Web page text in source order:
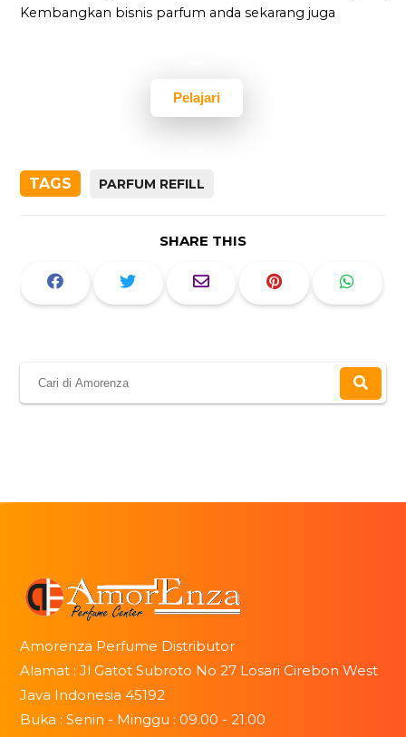
Kembangkan bisnis parfum anda sekarang juga
Pelajari
TAGS PARFUM REFILL
SHARE THIS
Amorenza Perfume Distributor
Alamat : Jl Gatot Subroto No 27 Losari Cirebon West
Java Indonesia 45192
Buka : Senin - Minggu : 09.00 - 21.00